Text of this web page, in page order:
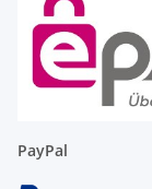
PayPal